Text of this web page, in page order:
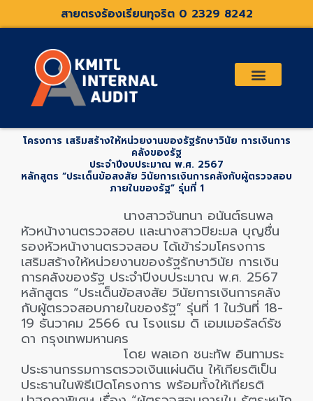
สายตรงร้องเรียนทุจริต 0 2329 8242
โครงการ เสริมสร้างให้หน่วยงานของรัฐรักษาวินัย การเงินการ
คลังของรัฐ
ประจำปีงบประมาณ พ.ศ. 2567
หลักสูตร “ประเด็นข้อสงสัย วินัยการเงินการคลังกับผู้ตรวจสอบ
ภายในของรัฐ” รุ่นที่ 1
นางสาวจันทนา อนันต์ธนพล
หัวหน้างานตรวจสอบ และนางสาวปิยะมล บุญชื่น
รองหัวหน้างานตรวจสอบ ได้เข้าร่วมโครงการ
เสริมสร้างให้หน่วยงานของรัฐรักษาวินัย การเงิน
การคลังของรัฐ ประจำปีงบประมาณ พ.ศ. 2567
หลักสูตร “ประเด็นข้อสงสัย วินัยการเงินการคลัง
กับผู้ตรวจสอบภายในของรัฐ” รุ่นที่ 1 ในวันที่ 18-
19 ธันวาคม 2566 ณ โรงแรม ดิ เอมเมอรัลด์รัช
ดา กรุงเทพมหานคร
โดย พลเอก ชนะทัพ อินทามระ
ประธานกรรมการตรวจเงินแผ่นดิน ให้เกียรติเป็น
ประธานในพิธีเปิดโครงการ พร้อมทั้งให้เกียรติ